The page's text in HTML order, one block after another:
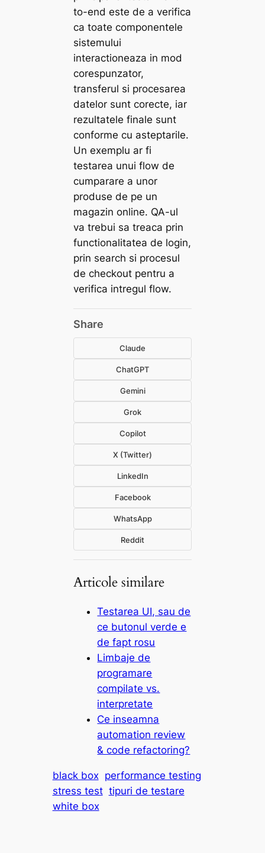
to-end este de a verifica
ca toate componentele
sistemului
interactioneaza in mod
corespunzator,
transferul si procesarea
datelor sunt corecte, iar
rezultatele finale sunt
conforme cu asteptarile.
Un exemplu ar fi
testarea unui flow de
cumparare a unor
produse de pe un
magazin online. QA-ul
va trebui sa treaca prin
functionalitatea de login,
prin search si procesul
de checkout pentru a
verifica intregul flow.
Share
Claude
ChatGPT
Gemini
Grok
Copilot
X (Twitter)
LinkedIn
Facebook
WhatsApp
Reddit
Articole similare
Testarea UI, sau de
ce butonul verde e
de fapt rosu
Limbaje de
programare
compilate vs.
interpretate
Ce inseamna
automation review
& code refactoring?
black box performance testing
stress test tipuri de testare
white box